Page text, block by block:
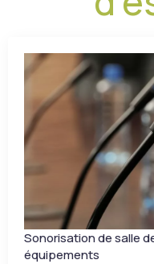
Sonorisation de salle
équipements